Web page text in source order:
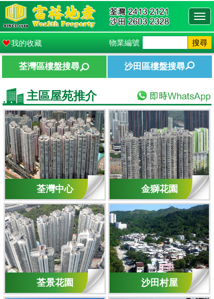
我的收藏 物業編號 搜尋
荃灣區樓盤搜尋 沙田區樓盤搜尋
主區屋苑推介
荃灣中心
荃景花園
金獅花園
沙田村屋